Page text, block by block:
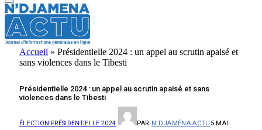
Accueil » Présidentielle 2024 : un appel au scrutin apaisé et
sans violences dans le Tibesti
Présidentielle 2024 : un appel au scrutin apaisé et sans
violences dans le Tibesti
ÉLECTION PRÉSIDENTIELLE 2024 PAR N'DJAMÉNA ACTU 5 MAI